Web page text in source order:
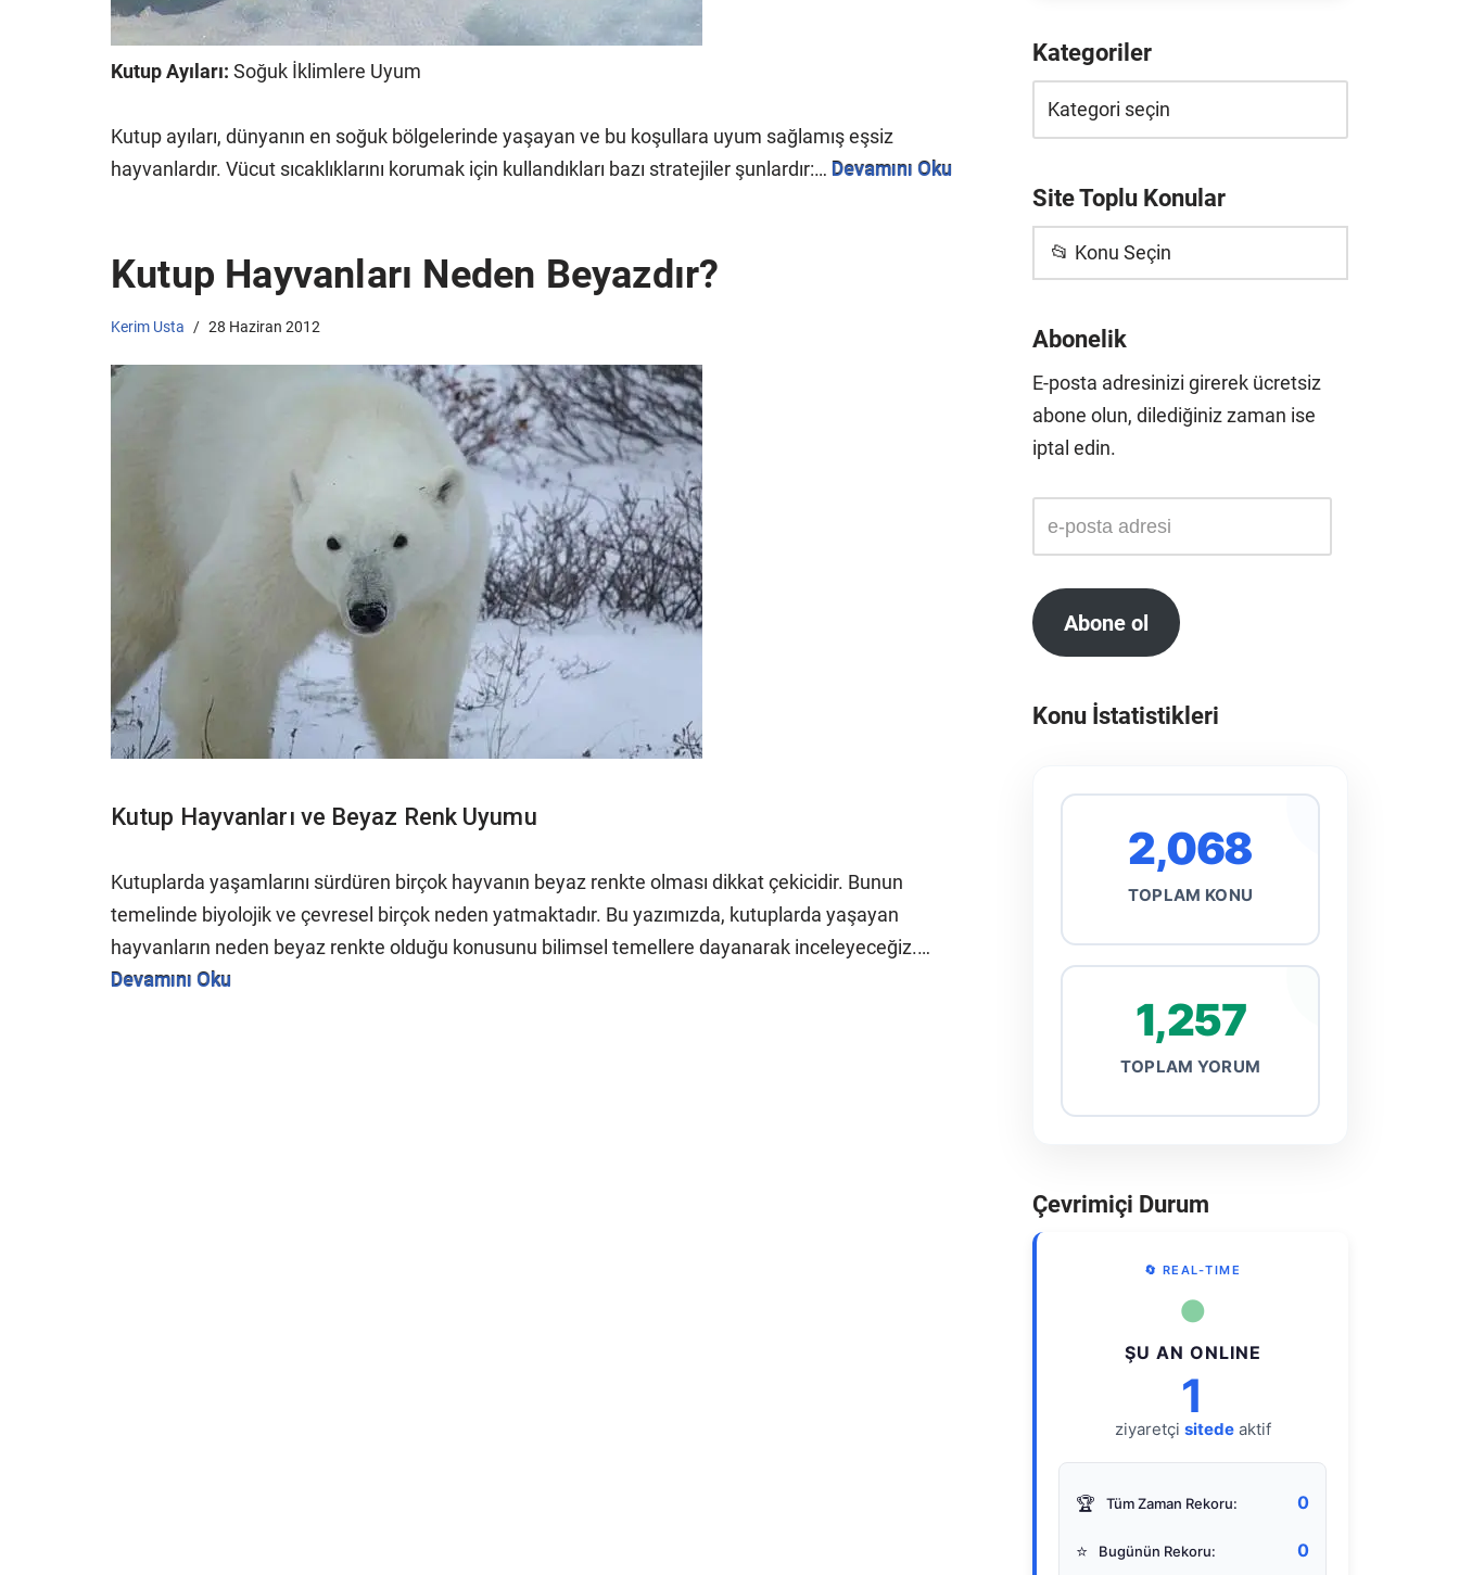
Kutup Ayıları: Soğuk İklimlere Uyum
Kutup ayıları, dünyanın en soğuk bölgelerinde yaşayan ve bu koşullara uyum sağlamış eşsiz
hayvanlardır. Vücut sıcaklıklarını korumak için kullandıkları bazı stratejiler şunlardır:… Devamını Oku
Kutup Hayvanları Neden Beyazdır?
Kerim Usta 28 Haziran 2012
Kutup Hayvanları ve Beyaz Renk Uyumu
Kutuplarda yaşamlarını sürdüren birçok hayvanın beyaz renkte olması dikkat çekicidir. Bunun
temelinde biyolojik ve çevresel birçok neden yatmaktadır. Bu yazımızda, kutuplarda yaşayan
hayvanların neden beyaz renkte olduğu konusunu bilimsel temellere dayanarak inceleyeceğiz.…
Devamını Oku
Kategoriler
Site Toplu Konular
📂 Konu Seçin
Abonelik
E-posta adresinizi girerek ücretsiz
abone olun, dilediğiniz zaman ise
iptal edin.
Abone ol
Konu İstatistikleri
2,068
TOPLAM KONU
1,257
TOPLAM YORUM
Çevrimiçi Durum
🔄 REAL-TIME
●
ŞU AN ONLINE
1
ziyaretçi sitedeaktif
🏆 Tüm Zaman Rekoru: 0
⭐ Bugünün Rekoru: 0